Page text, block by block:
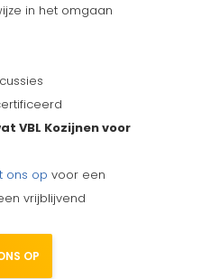
in het omgaan
VBL Kozijnen voor
ons op voor een
vrijblijvend
OP